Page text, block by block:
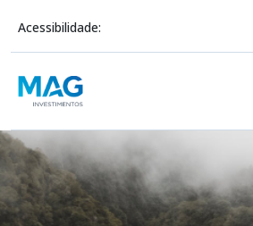
Acessibilidade:
Sobre Nós